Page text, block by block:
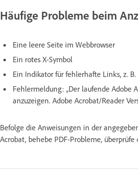
Häufige Probleme beim
Eine leere Seite im Webbrowser
Ein rotes X-Symbol
Ein Indikator für fehlerhafte Links, z.
Fehlermeldung: „Der laufende
anzuzeigen. Adobe Acrobat/Reader
Befolge die Anweisungen in der
Acrobat, behebe PDF-Probleme,